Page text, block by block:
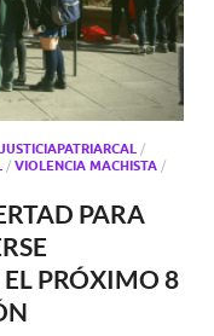
JUSTICIAPATRIARCAL /
/ VIOLENCIA MACHISTA /
PARA
EL PRÓXIMO 8